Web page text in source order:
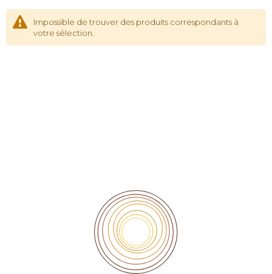
Impossible de trouver des produits correspondants à
votre sélection.